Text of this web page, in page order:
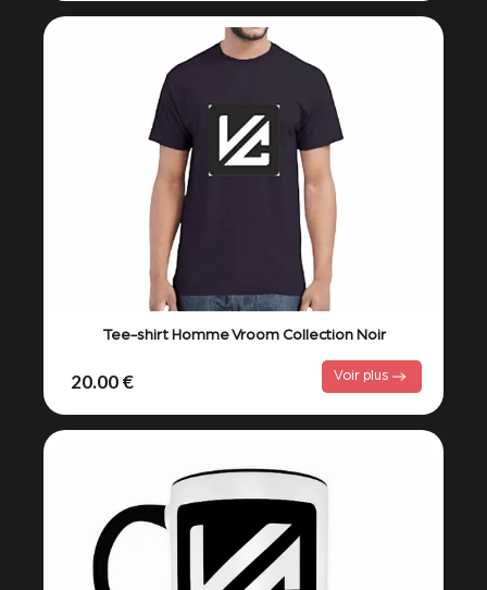
Tee-shirt Homme Vroom Collection Noir
20.00 € Voir plus